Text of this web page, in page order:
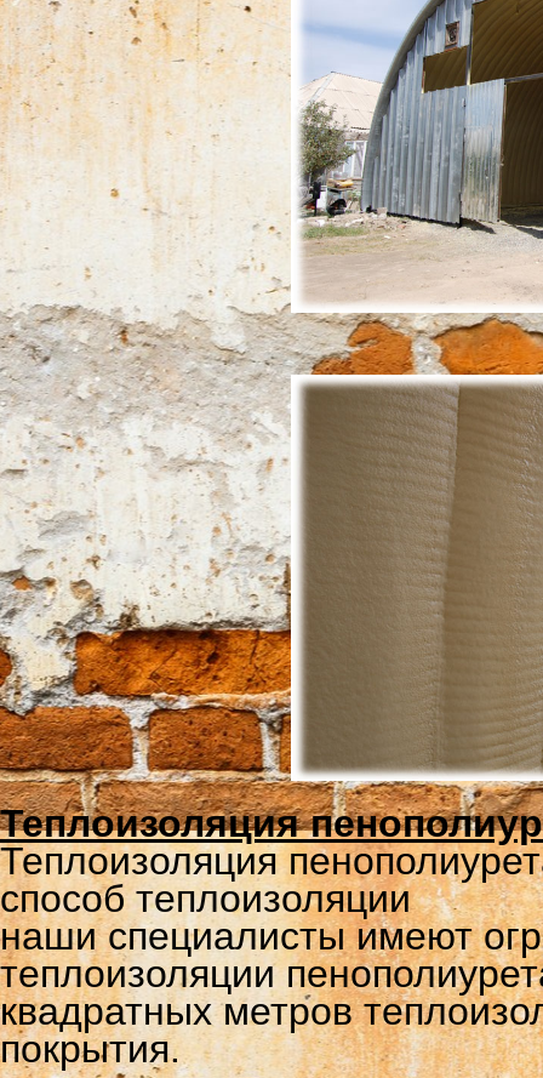
Теплоизоляция
Теплоизоляция
способ теплоизоляции
наши специалисты имеют
теплоизоляции
квадратных метров
покрытия.